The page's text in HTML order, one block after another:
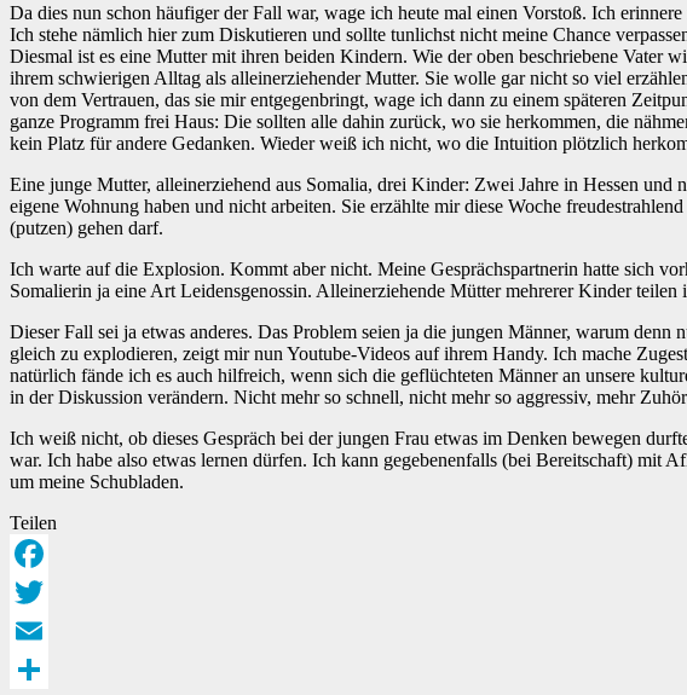
Da dies nun schon häufiger der Fall war, wage ich heute mal einen Vorstoß. Ich
Ich stehe nämlich hier zum Diskutieren und sollte tunlichst nicht meine Chance
Diesmal ist es eine Mutter mit ihren beiden Kindern. Wie der oben beschriebene Vater
ihrem schwierigen Alltag als alleinerziehender Mutter. Sie wolle gar nicht so viel
von dem Vertrauen, das sie mir entgegenbringt, wage ich dann zu einem späteren
ganze Programm frei Haus: Die sollten alle dahin zurück, wo sie herkommen, die
kein Platz für andere Gedanken. Wieder weiß ich nicht, wo die Intuition plötzlich
Eine junge Mutter, alleinerziehend aus Somalia, drei Kinder: Zwei Jahre in Hessen
eigene Wohnung haben und nicht arbeiten. Sie erzählte mir diese Woche
(putzen) gehen darf.
Ich warte auf die Explosion. Kommt aber nicht. Meine Gesprächspartnerin hatte sich
Somalierin ja eine Art Leidensgenossin. Alleinerziehende Mütter mehrerer Kinder
Dieser Fall sei ja etwas anderes. Das Problem seien ja die jungen Männer, warum
gleich zu explodieren, zeigt mir nun Youtube-Videos auf ihrem Handy. Ich mache
natürlich fände ich es auch hilfreich, wenn sich die geflüchteten Männer an unsere
in der Diskussion verändern. Nicht mehr so schnell, nicht mehr so aggressiv, mehr
Ich weiß nicht, ob dieses Gespräch bei der jungen Frau etwas im Denken bewegen
war. Ich habe also etwas lernen dürfen. Ich kann gegebenenfalls (bei Bereitschaft) mit
um meine Schubladen.
Teilen
Facebook
Twitter
Email